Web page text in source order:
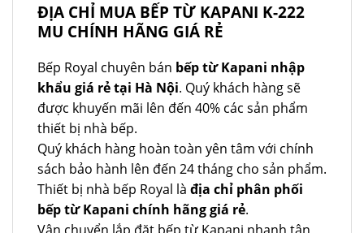
ĐỊA CHỈ MUA BẾP TỪ KAPANI K-222
MU CHÍNH HÃNG GIÁ RẺ
Bếp Royal chuyên bán bếp từ Kapani nhập
khẩu giá rẻ tại Hà Nội. Quý khách hàng sẽ
được khuyến mãi lên đến 40% các sản phẩm
thiết bị nhà bếp.
Quý khách hàng hoàn toàn yên tâm với chính
sách bảo hành lên đến 24 tháng cho sản phẩm.
Thiết bị nhà bếp Royal là địa chỉ phân phối
bếp từ Kapani chính hãng giá rẻ.